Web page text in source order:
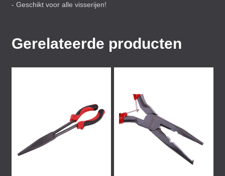
- Geschikt voor alle visserijen!
Gerelateerde producten